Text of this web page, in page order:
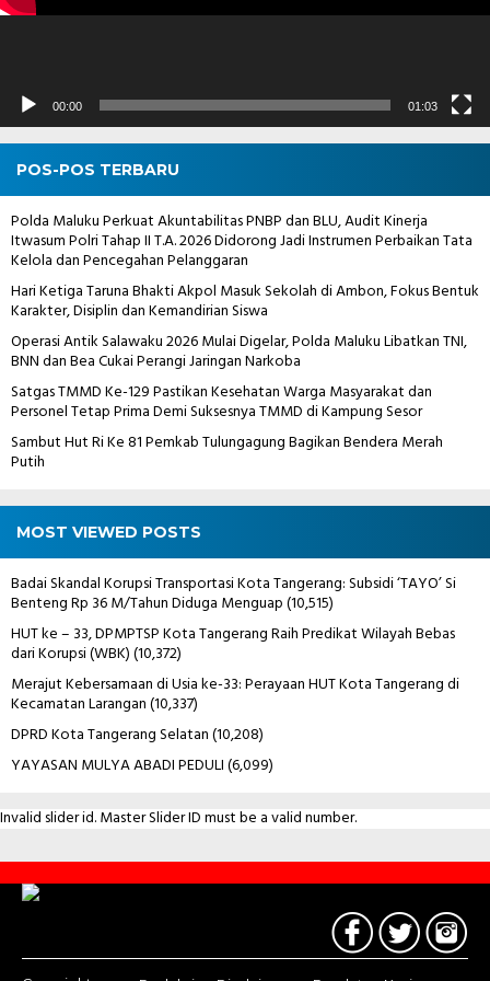
00:00 01:03
POS-POS TERBARU
Polda Maluku Perkuat Akuntabilitas PNBP dan BLU, Audit Kinerja
Itwasum Polri Tahap II T.A. 2026 Didorong Jadi Instrumen Perbaikan Tata
Kelola dan Pencegahan Pelanggaran
Hari Ketiga Taruna Bhakti Akpol Masuk Sekolah di Ambon, Fokus Bentuk
Karakter, Disiplin dan Kemandirian Siswa
Operasi Antik Salawaku 2026 Mulai Digelar, Polda Maluku Libatkan TNI,
BNN dan Bea Cukai Perangi Jaringan Narkoba
Satgas TMMD Ke-129 Pastikan Kesehatan Warga Masyarakat dan
Personel Tetap Prima Demi Suksesnya TMMD di Kampung Sesor
Sambut Hut Ri Ke 81 Pemkab Tulungagung Bagikan Bendera Merah
Putih
MOST VIEWED POSTS
Badai Skandal Korupsi Transportasi Kota Tangerang: Subsidi ‘TAYO’ Si
Benteng Rp 36 M/Tahun Diduga Menguap(10,515)
HUT ke – 33, DPMPTSP Kota Tangerang Raih Predikat Wilayah Bebas
dari Korupsi (WBK)(10,372)
Merajut Kebersamaan di Usia ke-33: Perayaan HUT Kota Tangerang di
Kecamatan Larangan(10,337)
DPRD Kota Tangerang Selatan(10,208)
YAYASAN MULYA ABADI PEDULI(6,099)
Invalid slider id. Master Slider ID must be a valid number.
Contact
Us